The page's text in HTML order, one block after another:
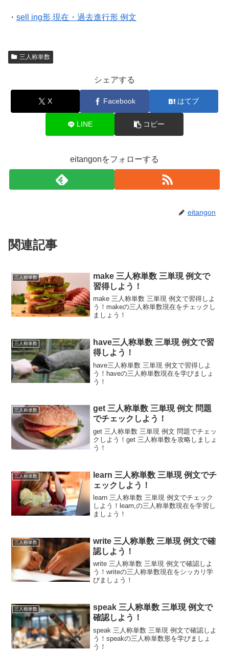
・ sell ing形 現在・過去進行形 例文
三人称単数
シェアする
X Facebook はてブ
LINE コピー
eitangonをフォローする
eitangon
関連記事
三人称単数
make 三人称単数 三単現 例文で
習得しよう！
make 三人称単数 三単現 例文で習得しよ
う！makeの三人称単数現在をチェックし
ましょう！
三人称単数
have三人称単数 三単現 例文で習
得しよう！
have三人称単数 三単現 例文で習得しよ
う！haveの三人称単数現在を学びましょ
う！
三人称単数
get 三人称単数 三単現 例文 問題
でチェックしよう！
get 三人称単数 三単現 例文 問題でチェッ
クしよう！get 三人称単数を攻略しましょ
う！
三人称単数
learn 三人称単数 三単現 例文でチ
ェックしよう！
learn 三人称単数 三単現 例文でチェック
しよう！learn,の三人称単数現在を学習し
ましょう！
三人称単数
write 三人称単数 三単現 例文で確
認しよう！
write 三人称単数 三単現 例文で確認しよ
う！writeの三人称単数現在をシッカリ学
びましょう！
三人称単数
speak 三人称単数 三単現 例文で
確認しよう！
speak 三人称単数 三単現 例文で確認しよ
う！speakの三人称単数形を学びましょ
う！